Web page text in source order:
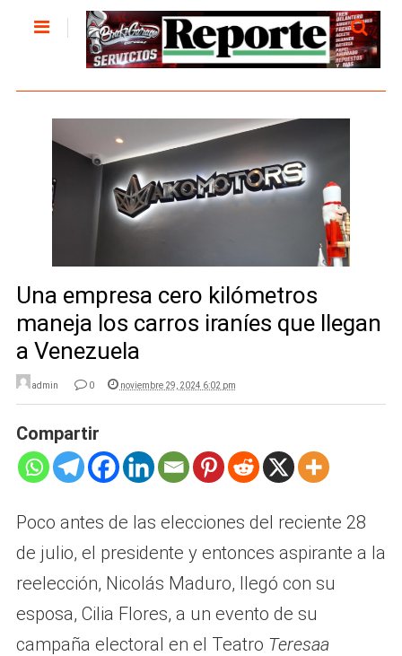
Una empresa cero kilómetros
maneja los carros iraníes que llegan
a Venezuela
admin 0 noviembre 29, 2024 6:02 pm
Compartir
Poco antes de las elecciones del reciente 28
de julio, el presidente y entonces aspirante a la
reelección, Nicolás Maduro, llegó con su
esposa, Cilia Flores, a un evento de su
campaña electoral en el Teatro Teresaa